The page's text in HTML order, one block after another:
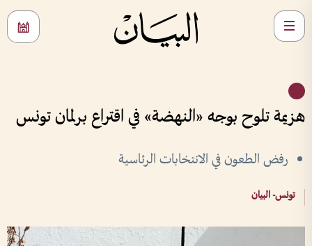
هزيمة تلوح بوجه «النهضة» في اقتراع برلمان تونس
رفض الطعون في الانتخابات الرئاسية
تونس- البيان